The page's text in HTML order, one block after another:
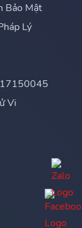
Bảo Mật
Lý
Vi